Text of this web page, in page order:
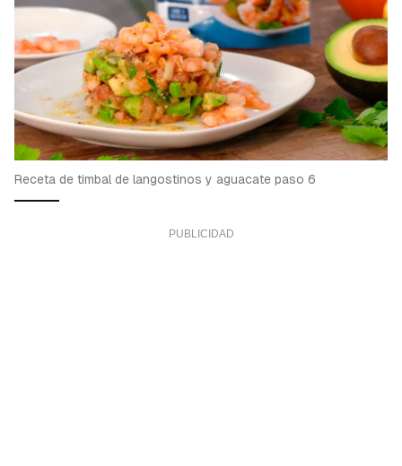
Receta de timbal de langostinos y aguacate paso 6